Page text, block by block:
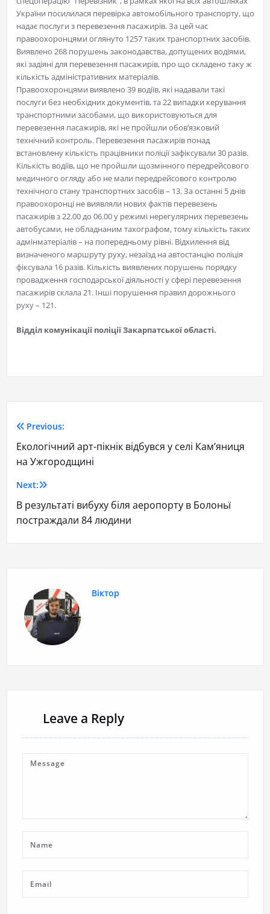
України посилилася перевірка автомобільного транспорту, що
надає послуги з перевезення пасажирів. За цей час
правоохоронцями оглянуто 1257 таких транспортних засобів.
Виявлено 268 порушень законодавства, допущених водіями,
які задіяні для перевезення пасажирів, про що складено таку ж
кількість адміністративних матеріалів.
Правоохоронцями виявлено 39 водіїв, які надавали такі
послуги без необхідних документів, та 22 випадки керування
транспортними засобами, що використовуються для
перевезення пасажирів, які не пройшли обов’язковий
технічний контроль. Перевезення пасажирів понад
встановлену кількість працівники поліції зафіксували 30 разів.
Кількість водіїв, що не пройшли щозмінного передрейсового
медичного огляду або не мали передрейсового контролю
технічного стану транспортних засобів – 13. За останні 5 днів
правоохоронці не виявляли нових фактів перевезень
пасажирів з 22.00 до 06.00 у режимі нерегулярних перевезень
автобусами, не обладнаним тахографом, тому кількість таких
адмінматеріалів – на попередньому рівні. Відхилення від
визначеного маршруту руху, незаїзд на автостанцію поліція
фіксувала 16 разів. Кількість виявлених порушень порядку
провадження господарської діяльності у сфері перевезення
пасажирів склала 21. Інші порушення правил дорожнього
руху – 121.
Відділ комунікації поліції Закарпатської області.
Previous:
Екологічний арт-пікнік відбувся у селі Кам’яниця
на Ужгородщині
Next:
В результаті вибуху біля аеропорту в Болоньї
постраждали 84 людини
Віктор
Leave a Reply